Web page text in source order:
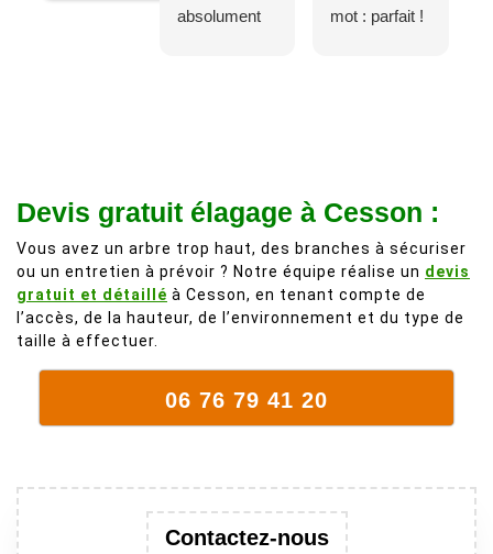
absolument
fait plus!
mot : parfait !
chez les
voisins et
plein de bois
mort. C'est
délicat parce
que c'est un
en identifiant
au passage
une branche
Devis gratuit élagage à Cesson :
Vous avez un arbre trop haut, des branches à sécuriser
ou un entretien à prévoir ? Notre équipe réalise un devis
gratuit et détaillé à Cesson, en tenant compte de
l’accès, de la hauteur, de l’environnement et du type de
taille à effectuer.
06 76 79 41 20
Contactez-nous